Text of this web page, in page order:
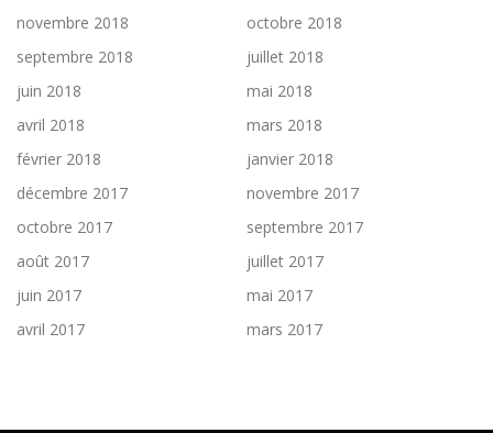
novembre 2018
octobre 2018
septembre 2018
juillet 2018
juin 2018
mai 2018
avril 2018
mars 2018
février 2018
janvier 2018
décembre 2017
novembre 2017
octobre 2017
septembre 2017
août 2017
juillet 2017
juin 2017
mai 2017
avril 2017
mars 2017